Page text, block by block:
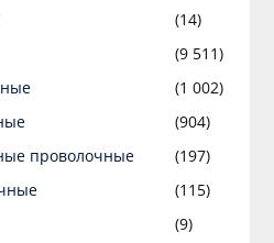
(14)
(9 511)
(1 002)
(904)
проволочные
(197)
(115)
(9)